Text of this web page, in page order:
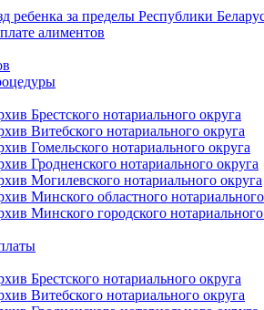
ребенка за пределы Республики
алиментов
Брестского нотариального округа
Витебского нотариального округа
Гомельского нотариального округа
Гродненского нотариального округа
Могилевского нотариального округа
Минского областного
Минского городского нотариального
Брестского нотариального округа
Витебского нотариального округа